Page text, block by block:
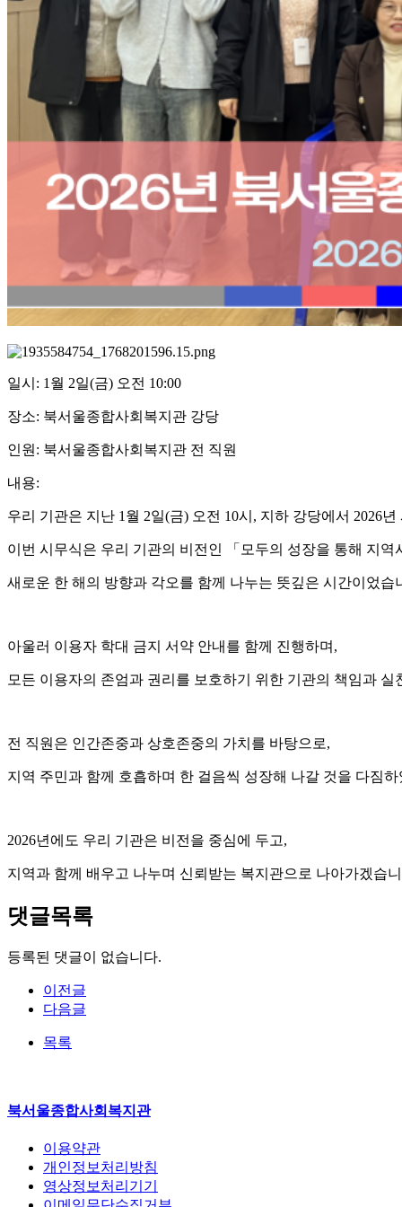
일시: 1월 2일(금) 오전 10:00
장소: 북서울종합사회복지관 강당
인원: 북서울종합사회복지관 전 직원
내용:
우리 기관은 지난 1월 2일(금) 오전 10시, 지하 강당에서 2026
이번 시무식은 우리 기관의 비전인 「모두의 성장을 통해 지
새로운 한 해의 방향과 각오를 함께 나누는 뜻깊은 시간이었습
아울러 이용자 학대 금지 서약 안내를 함께 진행하며,
모든 이용자의 존엄과 권리를 보호하기 위한 기관의 책임과
전 직원은 인간존중과 상호존중의 가치를 바탕으로,
지역 주민과 함께 호흡하며 한 걸음씩 성장해 나갈 것을 다짐
2026년에도 우리 기관은 비전을 중심에 두고,
지역과 함께 배우고 나누며 신뢰받는 복지관으로 나아가겠습
댓글목록
등록된 댓글이 없습니다.
이전글
다음글
목록
북서울종합사회복지관
이용약관
개인정보처리방침
영상정보처리기기